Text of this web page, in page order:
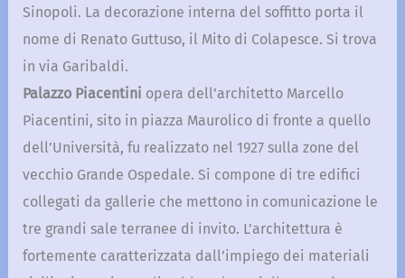
Sinopoli. La decorazione interna del soffitto porta il
nome di Renato Guttuso, il Mito di Colapesce. Si trova
in via Garibaldi.
Palazzo Piacentini opera dell’architetto Marcello
Piacentini, sito in piazza Maurolico di fronte a quello
dell’Università, fu realizzato nel 1927 sulla zone del
vecchio Grande Ospedale. Si compone di tre edifici
collegati da gallerie che mettono in comunicazione le
tre grandi sale terranee di invito. L’architettura è
fortemente caratterizzata dall’impiego dei materiali